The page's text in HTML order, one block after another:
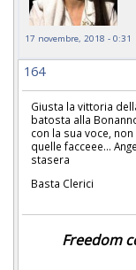
17 novembre, 2018 - 0:31
164
Giusta la vittoria
batosta alla
con la sua voce,
quelle facceee...
stasera
Basta Clerici
Freedom